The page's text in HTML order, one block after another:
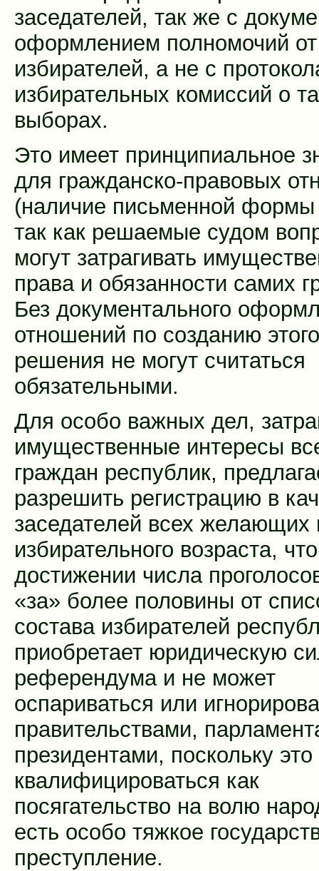
заседателей, так же с
оформлением полномочий от
избирателей, а не с
избирательных комиссий о
выборах.
Это имеет принципиальное
для гражданско-правовых
(наличие письменной формы
так как решаемые судом
могут затрагивать
права и обязанности самих
Без документального
отношений по созданию
решения не могут считаться
обязательными.
Для особо важных дел,
имущественные интересы
граждан республик,
разрешить регистрацию в
заседателей всех желающих
избирательного возраста,
достижении числа
«за» более половины от
состава избирателей
приобретает юридическую
референдума и не может
оспариваться или
правительствами,
президентами, поскольку это
квалифицироваться как
посягательство на волю
есть особо тяжкое
преступление.